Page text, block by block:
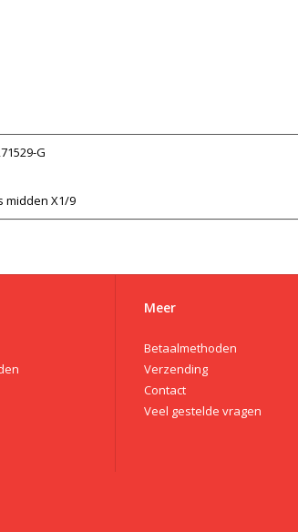
G
midden X1/9
Meer
Betaalmethoden
Verzending
Contact
Veel gestelde vragen